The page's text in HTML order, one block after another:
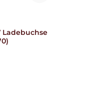
Ladebuchse